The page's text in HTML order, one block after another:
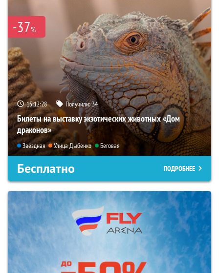
-37%
15:12:26 Получили:34
Билеты на выставку экзотических животных «Дом
драконов»
Звёздная Улица Дыбенко Беговая
Бесплатно ПОДРОБНЕЕ